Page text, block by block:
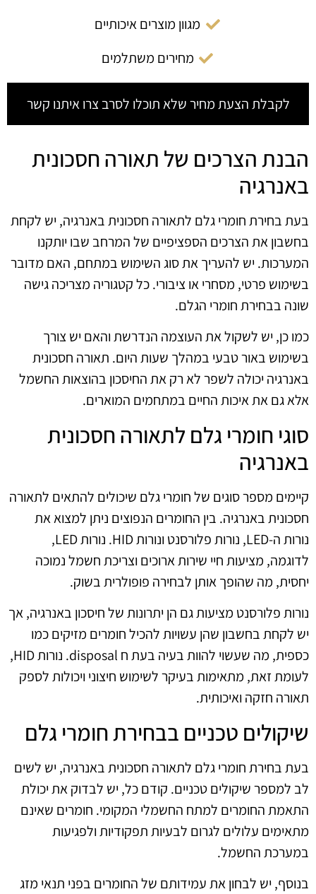
מגוון מוצרים איכותיים
מחירים משתלמים
לקבלת הצעת מחיר שלא תוכלו לסרב צרו איתנו קשר
הבנת הצרכים של תאורה חסכונית
באנרגיה
בעת בחירת חומרי גלם לתאורה חסכונית באנרגיה, יש לקחת
בחשבון את הצרכים הספציפיים של המרחב שבו יותקנו
המערכות. יש להעריך את סוג השימוש במתחם, האם מדובר
בשימוש פרטי, מסחרי או ציבורי. כל קטגוריה מצריכה גישה
שונה בבחירת חומרי הגלם.
כמו כן, יש לשקול את העוצמה הנדרשת והאם יש צורך
בשימוש באור טבעי במהלך שעות היום. תאורה חסכונית
באנרגיה יכולה לשפר לא רק את החיסכון בהוצאות החשמל
אלא גם את איכות החיים במתחמים המוארים.
סוגי חומרי גלם לתאורה חסכונית
באנרגיה
קיימים מספר סוגים של חומרי גלם שיכולים להתאים לתאורה
חסכונית באנרגיה. בין החומרים הנפוצים ניתן למצוא את
נורות ה-LED, נורות פלורסנט ונורות HID. נורות LED,
לדוגמה, מציעות חיי שירות ארוכים וצריכת חשמל נמוכה
יחסית, מה שהופך אותן לבחירה פופולרית בשוק.
נורות פלורסנט מציעות גם הן יתרונות של חיסכון באנרגיה, אך
יש לקחת בחשבון שהן עשויות להכיל חומרים מזיקים כמו
כספית, מה שעשוי להוות בעיה בעת ח disposal. נורות HID,
לעומת זאת, מתאימות בעיקר לשימוש חיצוני ויכולות לספק
תאורה חזקה ואיכותית.
שיקולים טכניים בבחירת חומרי גלם
בעת בחירת חומרי גלם לתאורה חסכונית באנרגיה, יש לשים
לב למספר שיקולים טכניים. קודם כל, יש לבדוק את יכולת
התאמת החומרים למתח החשמלי המקומי. חומרים שאינם
מתאימים עלולים לגרום לבעיות תפקודיות ולפגיעות
במערכת החשמל.
בנוסף, יש לבחון את עמידותם של החומרים בפני תנאי מזג